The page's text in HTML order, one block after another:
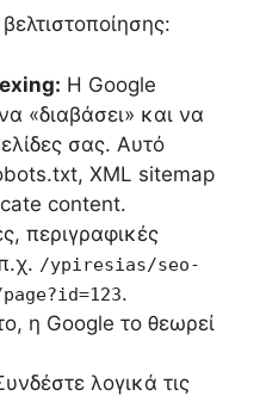
Η Google
«διαβάσει» και να
σας. Αυτό
XML sitemap
content.
περιγραφικές
/ypiresias/seo-
.
η Google το θεωρεί
λογικά τις